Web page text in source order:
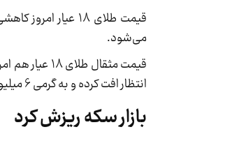
می‌شود.
انتظار افت کرده و به گرمی 6 میلیون و 345 هزار تومان رسیده است.
بازار سکه ریزش کرد